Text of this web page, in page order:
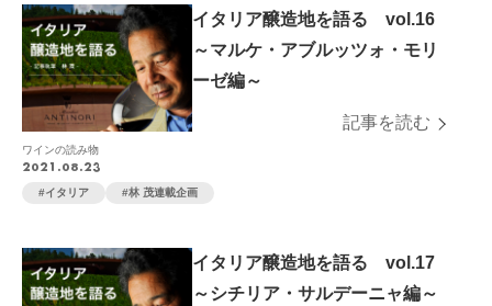
ワインの読み物
2021.08.23
イタリア醸造地を語る vol.16
～マルケ・アブルッツォ・モリ
ーゼ編～
記事を読む
イタリア 林 茂連載企画
イタリア醸造地を語る vol.17
～シチリア・サルデーニャ編～